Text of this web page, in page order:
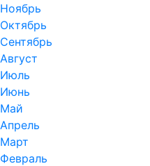
Ноябрь
Октябрь
Сентябрь
Август
Июль
Июнь
Май
Апрель
Март
Февраль